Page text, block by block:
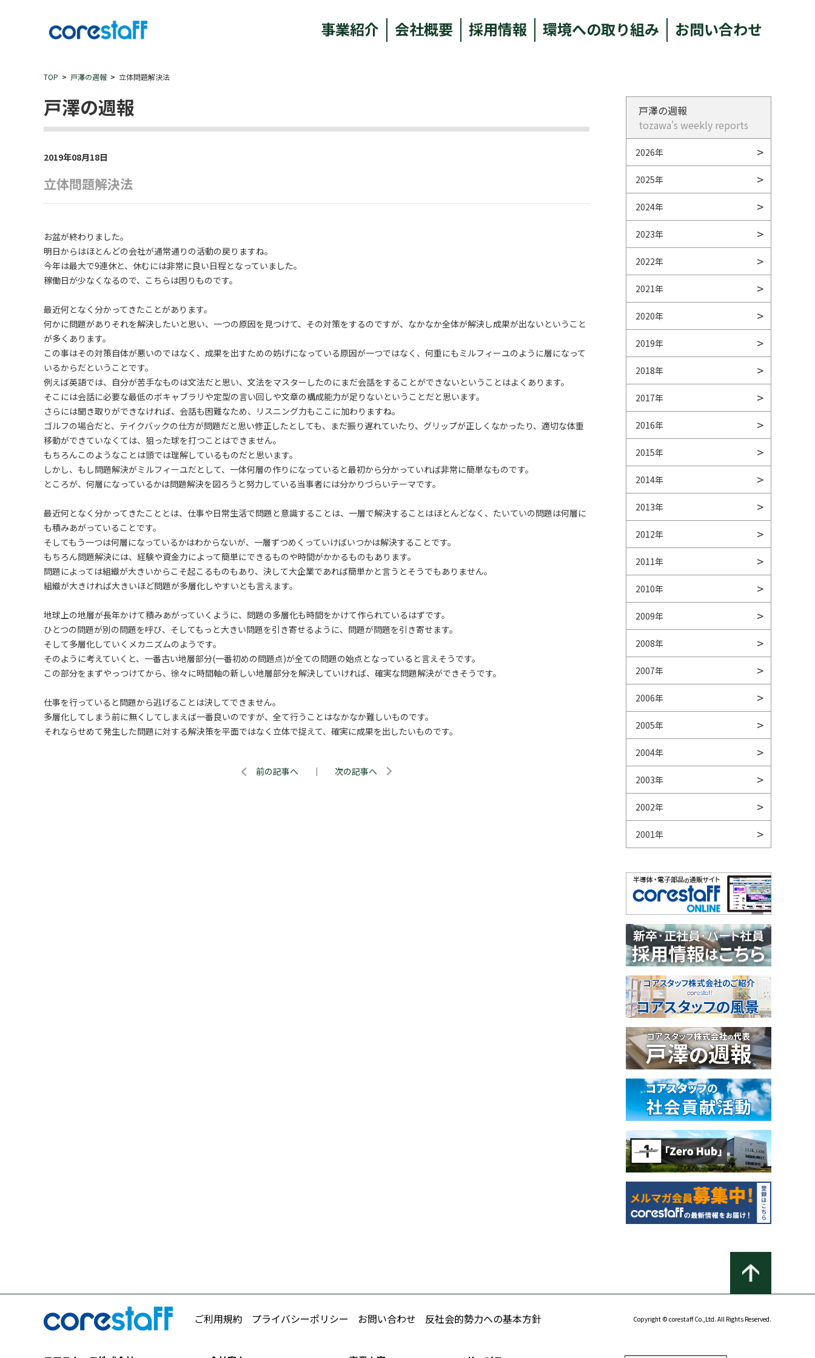
事業紹介 会社概要 採用情報 環境への取り組み お問い合わせ
TOP 戸澤の週報 立体問題解決法
戸澤の週報
2019年08月18日
立体問題解決法
お盆が終わりました。
明日からはほとんどの会社が通常通りの活動の戻りますね。
今年は最大で9連休と、休むには非常に良い日程となっていました。
稼働日が少なくなるので、こちらは困りものです。
最近何となく分かってきたことがあります。
何かに問題がありそれを解決したいと思い、一つの原因を見つけて、その対策をするのですが、なかなか全体が解決し成果が出ないということ
が多くあります。
この事はその対策自体が悪いのではなく、成果を出すための妨げになっている原因が一つではなく、何重にもミルフィーユのように層になって
いるからだということです。
例えば英語では、自分が苦手なものは文法だと思い、文法をマスターしたのにまだ会話をすることができないということはよくあります。
そこには会話に必要な最低のボキャブラリや定型の言い回しや文章の構成能力が足りないということだと思います。
さらには聞き取りができなければ、会話も困難なため、リスニング力もここに加わりますね。
ゴルフの場合だと、テイクバックの仕方が問題だと思い修正したとしても、まだ振り遅れていたり、グリップが正しくなかったり、適切な体重
移動ができていなくては、狙った球を打つことはできません。
もちろんこのようなことは頭では理解しているものだと思います。
しかし、もし問題解決がミルフィーユだとして、一体何層の作りになっていると最初から分かっていれば非常に簡単なものです。
ところが、何層になっているかは問題解決を図ろうと努力している当事者には分かりづらいテーマです。
最近何となく分かってきたこととは、仕事や日常生活で問題と意識することは、一層で解決することはほとんどなく、たいていの問題は何層に
も積みあがっていることです。
そしてもう一つは何層になっているかはわからないが、一層ずつめくっていけばいつかは解決することです。
もちろん問題解決には、経験や資金力によって簡単にできるものや時間がかかるものもあります。
問題によっては組織が大きいからこそ起こるものもあり、決して大企業であれば簡単かと言うとそうでもありません。
組織が大きければ大きいほど問題が多層化しやすいとも言えます。
地球上の地層が長年かけて積みあがっていくように、問題の多層化も時間をかけて作られているはずです。
ひとつの問題が別の問題を呼び、そしてもっと大きい問題を引き寄せるように、問題が問題を引き寄せます。
そして多層化していくメカニズムのようです。
そのように考えていくと、一番古い地層部分(一番初めの問題点)が全ての問題の始点となっていると言えそうです。
この部分をまずやっつけてから、徐々に時間軸の新しい地層部分を解決していければ、確実な問題解決ができそうです。
仕事を行っていると問題から逃げることは決してできません。
多層化してしまう前に無くしてしまえば一番良いのですが、全て行うことはなかなか難しいものです。
それならせめて発生した問題に対する解決策を平面ではなく立体で捉えて、確実に成果を出したいものです。
前の記事へ ｜ 次の記事へ
戸澤の週報
tozawa's weekly reports
2026年
2025年
2024年
2023年
2022年
2021年
2020年
2019年
2018年
2017年
2016年
2015年
2014年
2013年
2012年
2011年
2010年
2009年
2008年
2007年
2006年
2005年
2004年
2003年
2002年
2001年
ご利用規約 プライバシーポリシー お問い合わせ 反社会的勢力への基本方針 Copyright © corestaff Co.,Ltd. All Rights Reserved.